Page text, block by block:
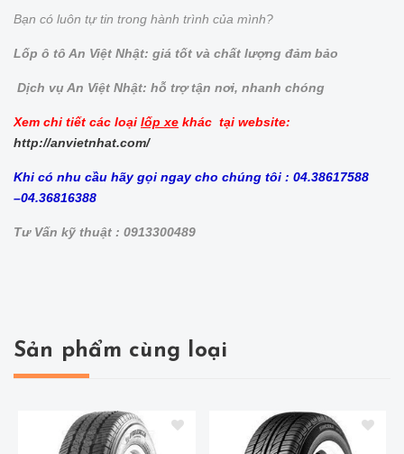
Bạn có luôn tự tin trong hành trình của mình?
Lốp ô tô An Việt Nhật: giá tốt và chất lượng đảm bảo
Dịch vụ An Việt Nhật: hỗ trợ tận nơi, nhanh chóng
Xem chi tiết các loại lốp xe khác tại website:
http://anvietnhat.com/
Khi có nhu cầu hãy gọi ngay cho chúng tôi : 04.38617588
–04.36816388
Tư Vấn kỹ thuật : 0913300489
Sản phẩm cùng loại